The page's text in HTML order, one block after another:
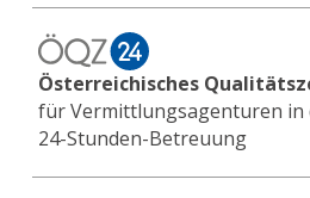
Österreichisches
für Vermittlungsagenturen in
24-Stunden-Betreuung